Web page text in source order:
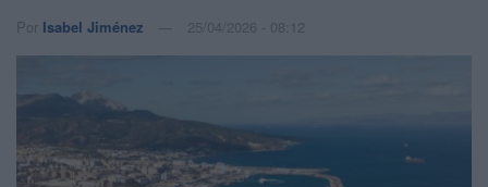
Por Isabel Jiménez 25/04/2026 - 08:12